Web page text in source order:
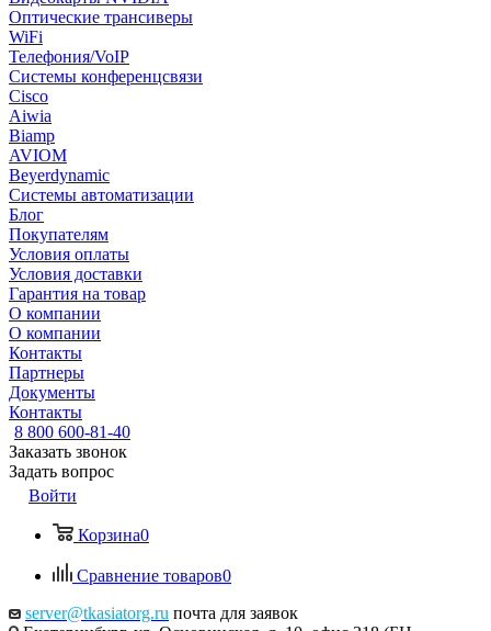
Оптические трансиверы
WiFi
Телефония/VoIP
Системы конференцсвязи
Cisco
Aiwia
Biamp
AVIOM
Beyerdynamic
Системы автоматизации
Блог
Покупателям
Условия оплаты
Условия доставки
Гарантия на товар
О компании
О компании
Контакты
Партнеры
Документы
Контакты
8 800 600-81-40
Заказать звонок
Задать вопрос
Войти
Корзина0
Сравнение товаров0
server@tkasiatorg.ru почта для заявок